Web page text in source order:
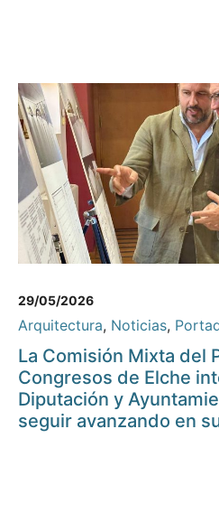
29/05/2026
Arquitectura, Noticias,
La Comisión Mixta del
Congresos de Elche
Diputación y
seguir avanzando en